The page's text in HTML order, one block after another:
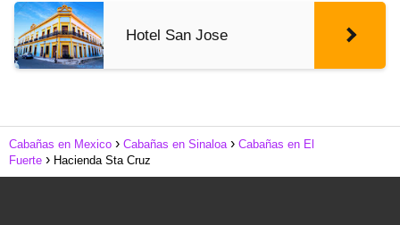
Hotel San Jose
Cabañas en Mexico Cabañas en Sinaloa
Cabañas en El
Fuerte
Hacienda Sta Cruz